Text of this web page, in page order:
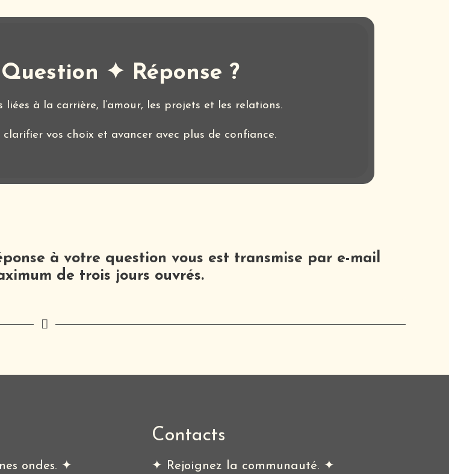
✦ Réponse ?
à la carrière, l’amour, les projets et les relations.
vos choix et avancer avec plus de confiance.
à votre question vous est transmise par e-mail
de trois jours ouvrés.
ondes. ✦
Contacts
✦ Rejoignez la communauté. ✦